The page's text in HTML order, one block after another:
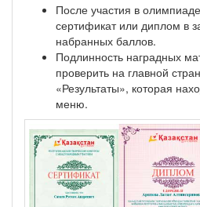
После участия в
сертификат или диплом в
набранных баллов.
Подлинность наградных
проверить на главной
«Результаты», которая
меню.